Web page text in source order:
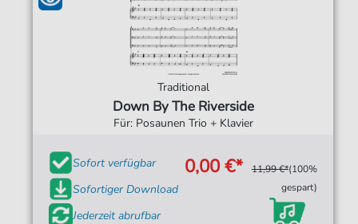
Traditional
Down By The Riverside
Für: Posaunen Trio + Klavier
Sofort verfügbar
Sofortiger Download
Jederzeit abrufbar
0,00 €* 11,99 €*(100%
gespart)